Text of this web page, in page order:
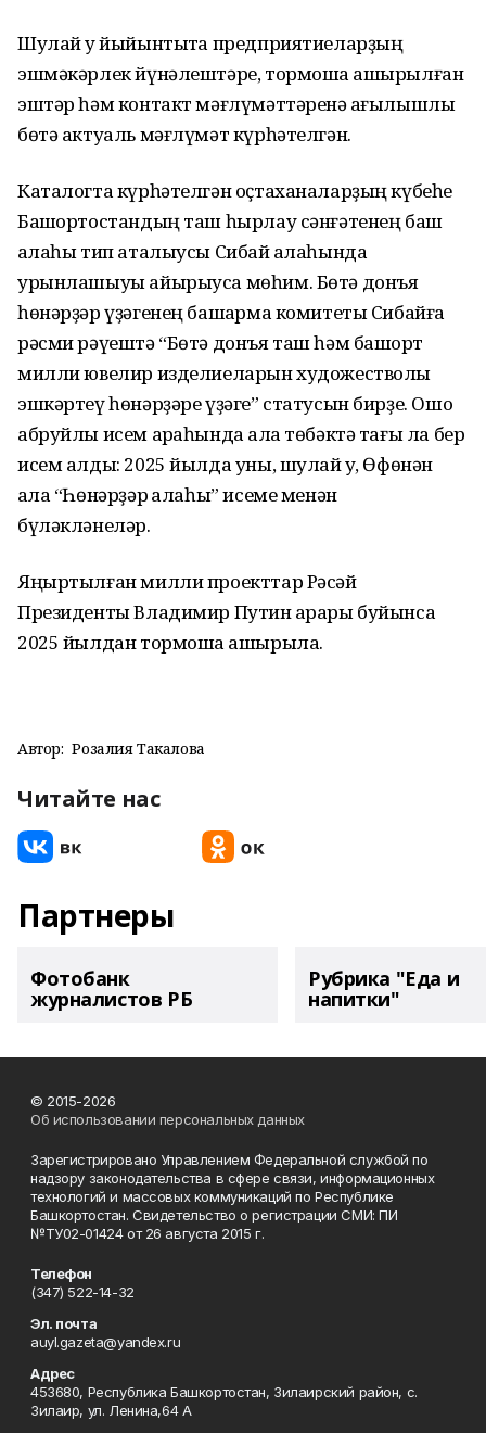
Шулай уҡ йыйынтыҡта предприятиеларҙың
эшмәкәрлек йүнәлештәре, тормошҡа ашырылған
эштәр һәм контакт мәғлүмәттәренә ҡағылышлы
бөтә актуаль мәғлүмәт күрһәтелгән.
Каталогта күрһәтелгән оҫтаханаларҙың күбеһе
Башҡортостандың таш һырлау сәнғәтенең баш
ҡалаһы тип аталыусы Сибай ҡалаһында
урынлашыуы айырыуса мөһим. Бөтә донъя
һөнәрҙәр үҙәгенең башҡарма комитеты Сибайға
рәсми рәүештә “Бөтә донъя таш һәм башҡорт
милли ювелир изделиеларын художестволы
эшкәртеү һөнәрҙәре үҙәге” статусын бирҙе. Ошо
абруйлы исем арҡаһында ҡала төбәктә тағы ла бер
исем алды: 2025 йылда уны, шулай уҡ, Өфөнән
ҡала “Һөнәрҙәр ҡалаһы” исеме менән
бүләкләнеләр.
Яңыртылған милли проекттар Рәсәй
Президенты Владимир Путин ҡарары буйынса
2025 йылдан тормошҡа ашырыла.
Автор: Розалия Такалова
Читайте нас
Партнеры
Фотобанк
журналистов РБ
Рубрика "Еда и
напитки"
© 2015-2026
Об использовании персональных данных
Зарегистрировано Управлением Федеральной службой по
надзору законодательства в сфере связи, информационных
технологий и массовых коммуникаций по Республике
Башкортостан. Свидетельство о регистрации СМИ: ПИ
№ТУ02-01424 от 26 августа 2015 г.
Телефон
(347) 522-14-32
Эл. почта
auyl.gazeta@yandex.ru
Адрес
453680, Республика Башкортостан, Зилаирский район, с.
Зилаир, ул. Ленина,64 А